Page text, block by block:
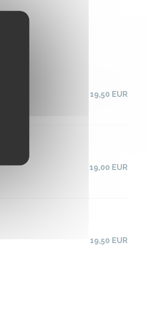
19,50 EUR
19,00 EUR
19,50 EUR